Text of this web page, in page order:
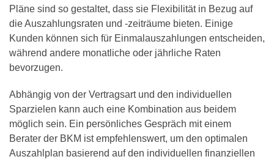
Pläne sind so gestaltet, dass sie Flexibilität in Bezug auf
die Auszahlungsraten und -zeiträume bieten. Einige
Kunden können sich für Einmalauszahlungen entscheiden,
während andere monatliche oder jährliche Raten
bevorzugen.
Abhängig von der Vertragsart und den individuellen
Sparzielen kann auch eine Kombination aus beidem
möglich sein. Ein persönliches Gespräch mit einem
Berater der BKM ist empfehlenswert, um den optimalen
Auszahlplan basierend auf den individuellen finanziellen